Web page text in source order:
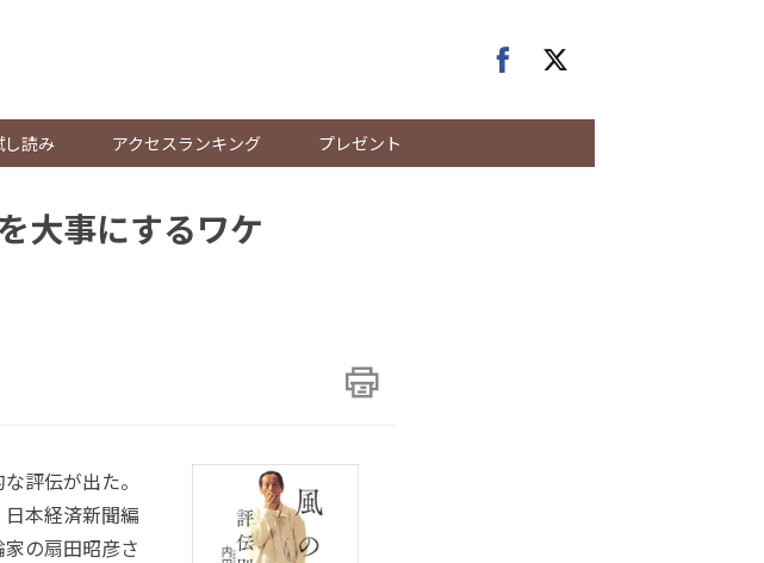
し読み アクセスランキング プレゼント
大事にするワケ
評伝が出た。
本経済新聞編
の扇田昭彦さ